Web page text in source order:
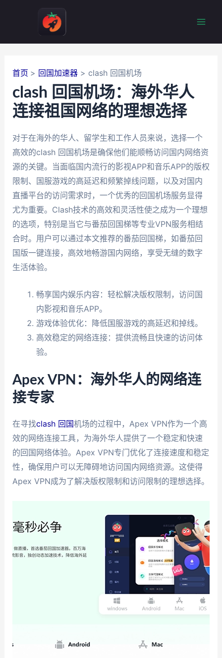
首页 回国加速器 clash 回国机场
clash 回国机场：海外华人
连接祖国网络的理想选择
对于在海外的华人、留学生和工作人员来说，选择一个
高效的clash 回国机场是确保他们能顺畅访问国内网络资
源的关键。当面临国内流行的影视APP和音乐APP的版权
限制、国服游戏的高延迟和频繁掉线问题，以及对国内
直播平台的访问需求时，一个优秀的回国机场服务显得
尤为重要。Clash技术的高效和灵活性使之成为一个理想
的选项，特别是当它与番茄回国梯等专业VPN服务相结
合时。用户可以通过本文推荐的番茄回国梯，如番茄回
国版一键连接，高效地畅游国内网络，享受无缝的数字
生活体验。
畅享国内娱乐内容：轻松解决版权限制，访问国
内影视和音乐APP。
游戏体验优化：降低国服游戏的高延迟和掉线。
高效稳定的网络连接：提供流畅且快速的访问体
验。
Apex VPN：海外华人的网络连
接专家
在寻找clash 回国机场的过程中，Apex VPN作为一个高
效的网络连接工具，为海外华人提供了一个稳定和快速
的回国网络体验。Apex VPN专门优化了连接速度和稳定
性，确保用户可以无障碍地访问国内网络资源。这使得
Apex VPN成为了解决版权限制和访问限制的理想选择。